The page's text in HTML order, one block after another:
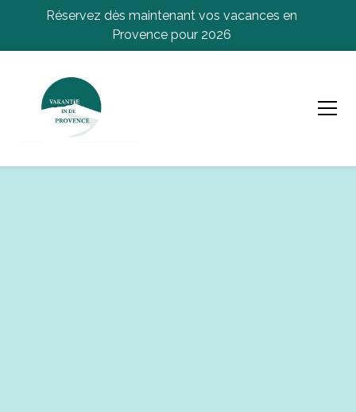
Réservez dès maintenant vos vacances en
Provence pour 2026